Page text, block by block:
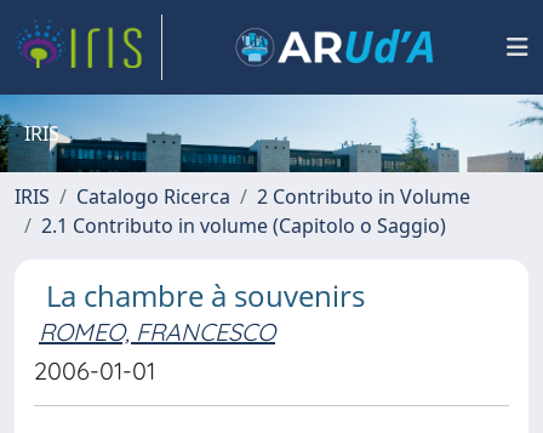
IRIS
IRIS Catalogo Ricerca
2 Contributo in Volume
2.1 Contributo in volume (Capitolo o Saggio)
La chambre à souvenirs
ROMEO, FRANCESCO
2006-01-01